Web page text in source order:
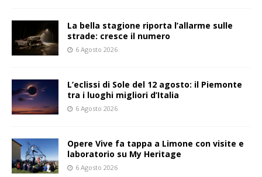
La bella stagione riporta l’allarme sulle
strade: cresce il numero
6 Agosto 2026
L’eclissi di Sole del 12 agosto: il Piemonte
tra i luoghi migliori d’Italia
6 Agosto 2026
Opere Vive fa tappa a Limone con visite e
laboratorio su My Heritage
6 Agosto 2026